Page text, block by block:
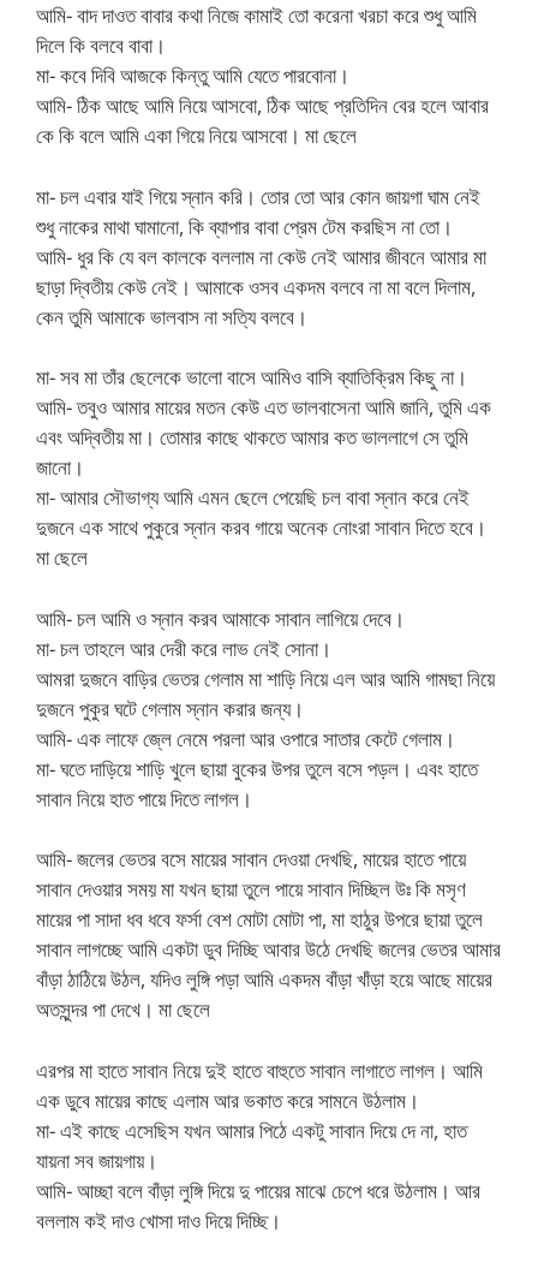
আমি- বাদ দাওত বাবার কথা নিজে কামাই তো করেনা খরচা করে শুধু আমি
দিলে কি বলবে বাবা।
মা- কবে দিবি আজকে কিন্তু আমি যেতে পারবোনা।
আমি- ঠিক আছে আমি নিয়ে আসবো, ঠিক আছে প্রতিদিন বের হলে আবার
কে কি বলে আমি একা গিয়ে নিয়ে আসবো। মা ছেলে
মা- চল এবার যাই গিয়ে স্নান করি। তোর তো আর কোন জায়গা ঘাম নেই
শুধু নাকের মাথা ঘামানো, কি ব্যাপার বাবা প্রেম টেম করছিস না তো।
আমি- ধুর কি যে বল কালকে বললাম না কেউ নেই আমার জীবনে আমার মা
ছাড়া দ্বিতীয় কেউ নেই। আমাকে ওসব একদম বলবে না মা বলে দিলাম,
কেন তুমি আমাকে ভালবাস না সত্যি বলবে।
মা- সব মা তাঁর ছেলেকে ভালো বাসে আমিও বাসি ব্যাতিক্রিম কিছু না।
আমি- তবুও আমার মায়ের মতন কেউ এত ভালবাসেনা আমি জানি, তুমি এক
এবং অদ্বিতীয় মা। তোমার কাছে থাকতে আমার কত ভাললাগে সে তুমি
জানো।
মা- আমার সৌভাগ্য আমি এমন ছেলে পেয়েছি চল বাবা স্নান করে নেই
দুজনে এক সাথে পুকুরে স্নান করব গায়ে অনেক নোংরা সাবান দিতে হবে।
মা ছেলে
আমি- চল আমি ও স্নান করব আমাকে সাবান লাগিয়ে দেবে।
মা- চল তাহলে আর দেরী করে লাভ নেই সোনা।
আমরা দুজনে বাড়ির ভেতর গেলাম মা শাড়ি নিয়ে এল আর আমি গামছা নিয়ে
দুজনে পুকুর ঘটে গেলাম স্নান করার জন্য।
আমি- এক লাফে জ্লে নেমে পরলা আর ওপারে সাতার কেটে গেলাম।
মা- ঘতে দাড়িয়ে শাড়ি খুলে ছায়া বুকের উপর তুলে বসে পড়ল। এবং হাতে
সাবান নিয়ে হাত পায়ে দিতে লাগল।
আমি- জলের ভেতর বসে মায়ের সাবান দেওয়া দেখছি, মায়ের হাতে পায়ে
সাবান দেওয়ার সময় মা যখন ছায়া তুলে পায়ে সাবান দিচ্ছিল উঃ কি মসৃণ
মায়ের পা সাদা ধব ধবে ফর্সা বেশ মোটা মোটা পা, মা হাঠুর উপরে ছায়া তুলে
সাবান লাগচ্ছে আমি একটা ডুব দিচ্ছি আবার উঠে দেখছি জলের ভেতর আমার
বাঁড়া ঠাঠিয়ে উঠল, যদিও লুঙ্গি পড়া আমি একদম বাঁড়া খাঁড়া হয়ে আছে মায়ের
অতসুন্দর পা দেখে। মা ছেলে
এরপর মা হাতে সাবান নিয়ে দুই হাতে বাহুতে সাবান লাগাতে লাগল। আমি
এক ডুবে মায়ের কাছে এলাম আর ভকাত করে সামনে উঠলাম।
মা- এই কাছে এসেছিস যখন আমার পিঠে একটু সাবান দিয়ে দে না, হাত
যায়না সব জায়গায়।
আমি- আচ্ছা বলে বাঁড়া লুঙ্গি দিয়ে দু পায়ের মাঝে চেপে ধরে উঠলাম। আর
বললাম কই দাও খোসা দাও দিয়ে দিচ্ছি।